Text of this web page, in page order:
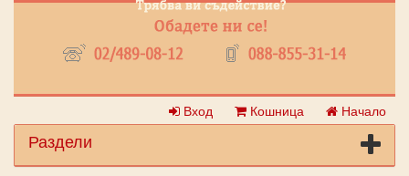
Вход Кошница Начало
Раздели